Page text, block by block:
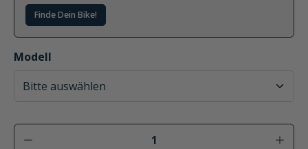
Finde Dein Bike!
Modell
auswählen
Produkt Anzahl: Gib den gewünschten